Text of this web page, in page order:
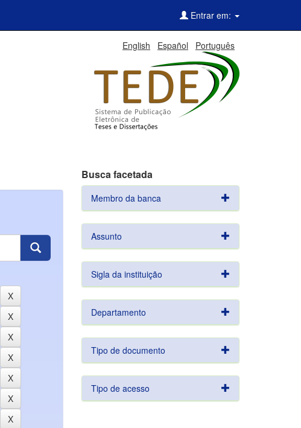
Entrar em:
English Español Português
Busca facetada
Membro da banca
Assunto
Sigla da instituição
Departamento
Tipo de documento
Tipo de acesso